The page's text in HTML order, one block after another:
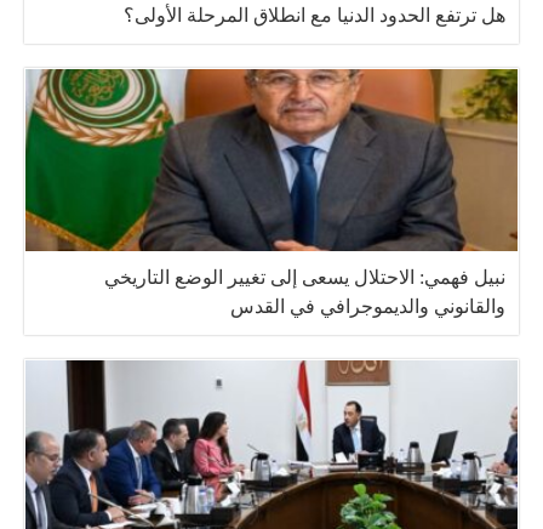
هل ترتفع الحدود الدنيا مع انطلاق المرحلة الأولى؟
نبيل فهمي: الاحتلال يسعى إلى تغيير الوضع التاريخي
والقانوني والديموجرافي في القدس